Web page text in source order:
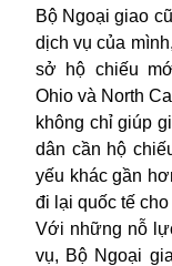
Bộ Ngoại giao
dịch vụ của
sở hộ chiếu
Ohio và North
không chỉ giúp
dân cần hộ
yếu khác gần
đi lại quốc tế
Với những nỗ
vụ, Bộ Ngoại